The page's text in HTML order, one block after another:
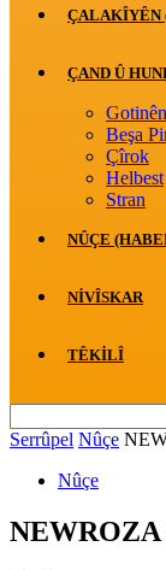
ÇAND Û
Beşa
Çîrok
Helbest
Stran
NÛÇE
NIVÎSKAR
TÊKILÎ
Serrûpel Nûçe
Nûçe